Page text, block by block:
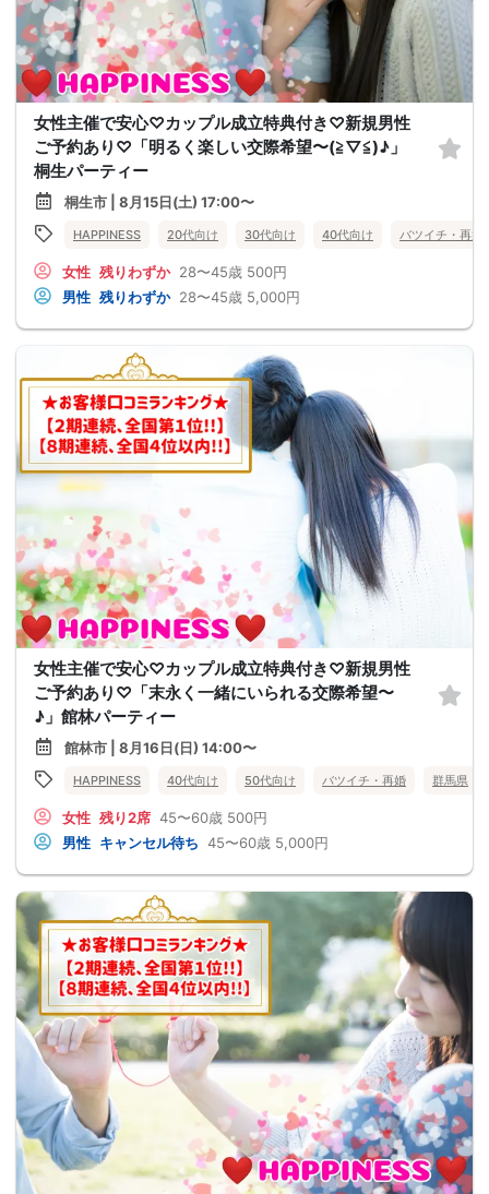
女性主催で安心♡カップル成立特典付き♡新規男性
ご予約あり♡「明るく楽しい交際希望〜(≧▽≦)♪」
桐生パーティー
桐生市 | 8月15日(土) 17:00〜
HAPPINESS 20代向け 30代向け 40代向け バツイチ・再婚
女性 残りわずか 28〜45歳 500円
男性 残りわずか 28〜45歳 5,000円
女性主催で安心♡カップル成立特典付き♡新規男性
ご予約あり♡「末永く一緒にいられる交際希望〜
♪」館林パーティー
館林市 | 8月16日(日) 14:00〜
HAPPINESS 40代向け 50代向け バツイチ・再婚 群馬県
女性 残り2席 45〜60歳 500円
男性 キャンセル待ち 45〜60歳 5,000円